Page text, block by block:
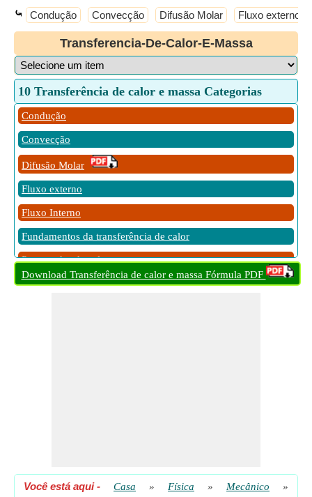
⤿ Condução Convecção Difusão Molar Fluxo externo
Transferencia-De-Calor-E-Massa
10 Transferência de calor e massa Categorias
Condução
Convecção
Difusão Molar
Fluxo externo
Fluxo Interno
Fundamentos da transferência de calor
Permutador de calor
Radiação
Download Transferência de calor e massa Fórmula PDF
Você está aqui- Casa » Física » Mecânico
»